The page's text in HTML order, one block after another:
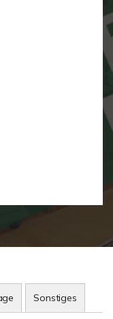
Sonstiges